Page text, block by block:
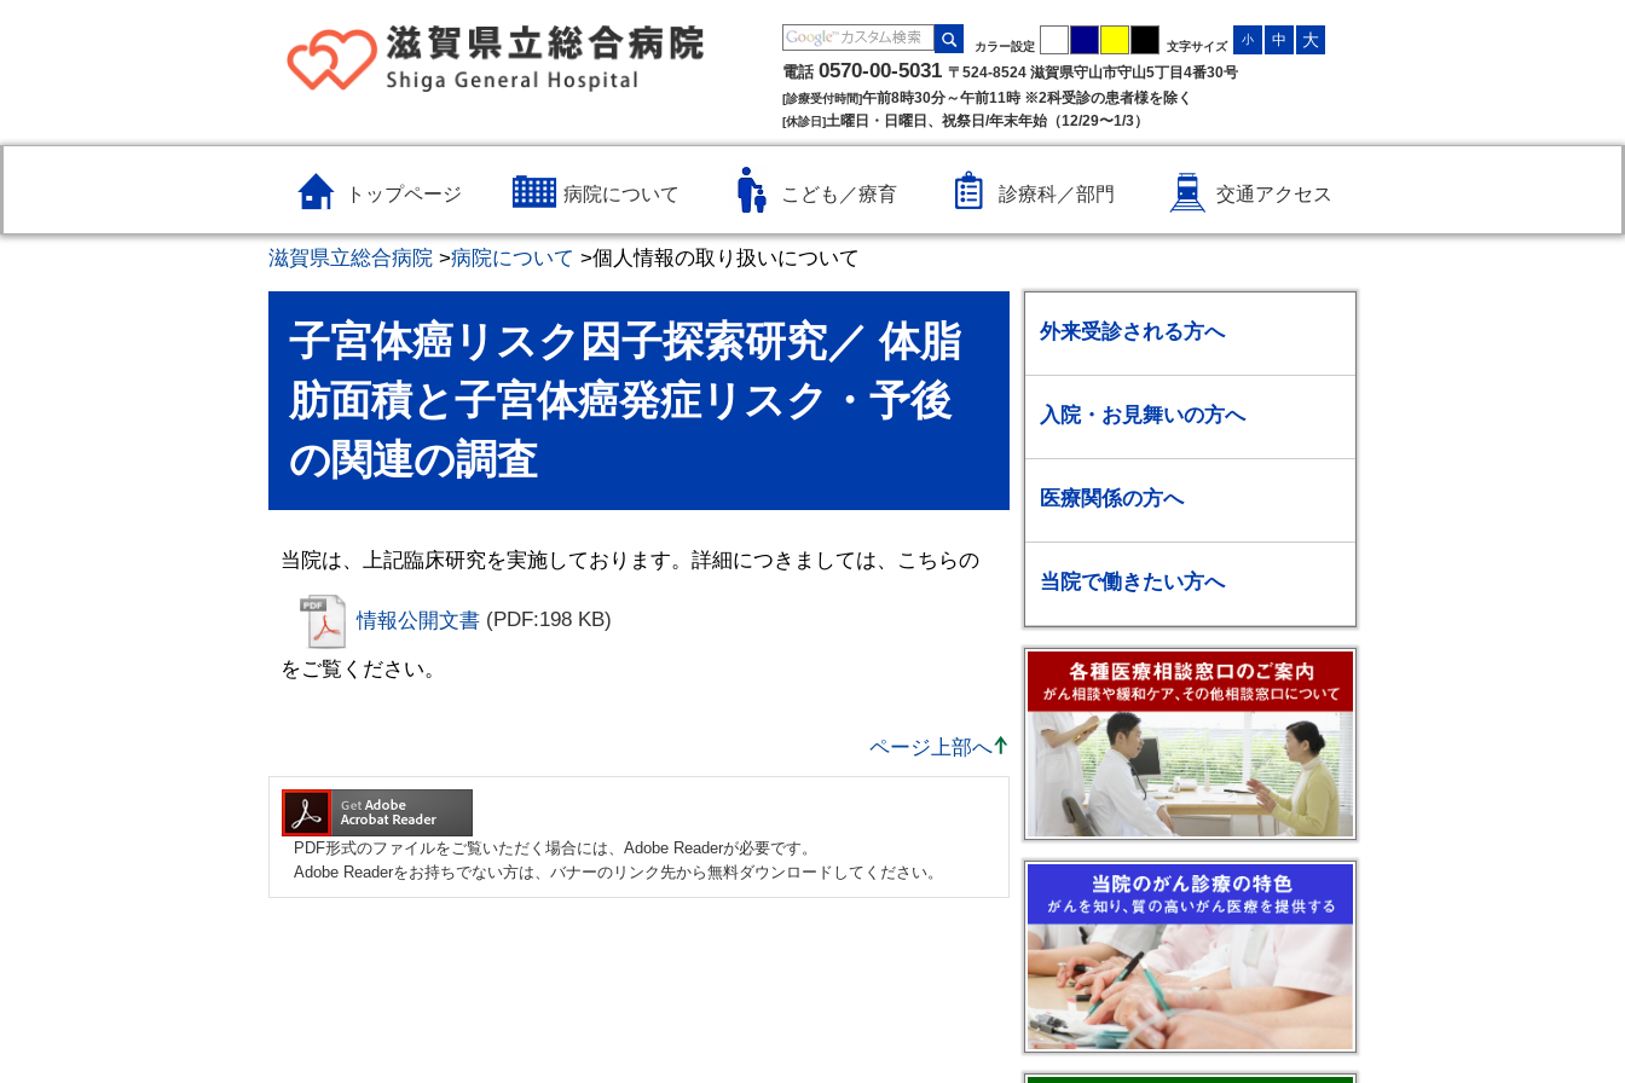
カラー設定 文字サイズ
小 中 大
電話 0570-00-5031 〒524-8524 滋賀県守山市守山5丁目4番30号
[診療受付時間]午前8時30分～午前11時 ※2科受診の患者様を除く
[休診日]土曜日・日曜日、祝祭日/年末年始（12/29〜1/3）
トップページ 病院について こども／療育 診療科／部門 交通アクセス
滋賀県立総合病院 >病院について >個人情報の取り扱いについて
子宮体癌リスク因子探索研究／ 体脂
肪面積と子宮体癌発症リスク・予後
の関連の調査
当院は、上記臨床研究を実施しております。詳細につきましては、こちらの
情報公開文書 (PDF:198 KB)
をご覧ください。
ページ上部へ
PDF形式のファイルをご覧いただく場合には、Adobe Readerが必要です。
Adobe Readerをお持ちでない方は、バナーのリンク先から無料ダウンロードしてください。
外来受診される方へ
入院・お見舞いの方へ
医療関係の方へ
当院で働きたい方へ